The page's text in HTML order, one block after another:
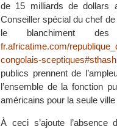
de 15 milliards de dollars
Conseiller spécial du chef
le blanchiment
fr.africatime.com/
congolais-
publics prennent de
l’ensemble de la fonction
américains pour la seule
À ceci s’ajoute